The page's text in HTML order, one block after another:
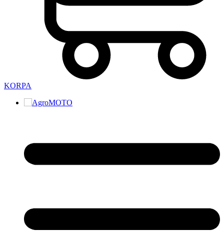
KORPA